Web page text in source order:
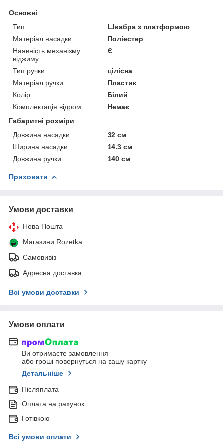
Основні
Тип
Швабра з платформою
Матеріал насадки
Поліестер
Наявність механізму
віджиму
Є
Тип ручки
цілісна
Матеріал ручки
Пластик
Колір
Білий
Комплектація відром
Немає
Габаритні розміри
Довжина насадки
32 см
Ширина насадки
14.3 см
Довжина ручки
140 см
Приховати
Умови доставки
Нова Пошта
Магазини Rozetka
Самовивіз
Адресна доставка
Всі умови доставки
Умови оплати
Ви отримаєте замовлення
або гроші повернуться на вашу картку
Детальніше
Післяплата
Оплата на рахунок
Готівкою
Всі умови оплати